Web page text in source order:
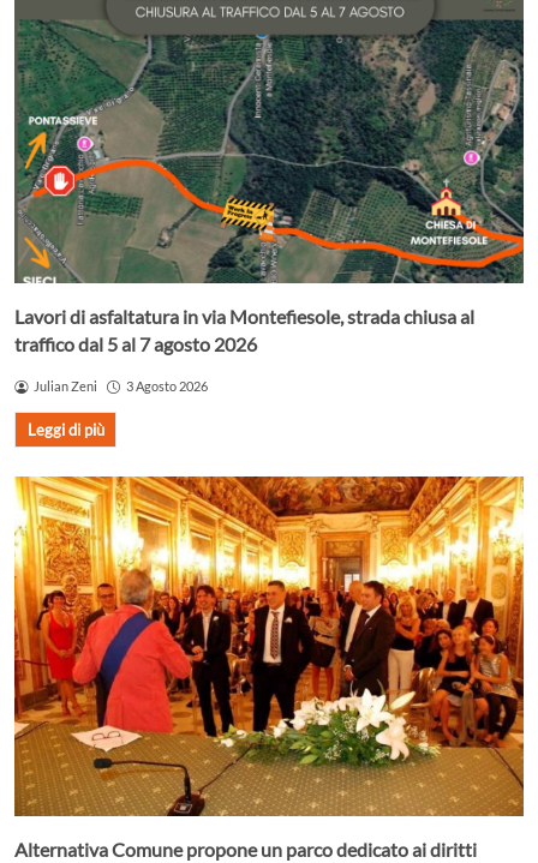
Lavori di asfaltatura in via Montefiesole, strada chiusa al
traffico dal 5 al 7 agosto 2026
Julian Zeni 3 Agosto 2026
Leggi di più
Alternativa Comune propone un parco dedicato ai diritti